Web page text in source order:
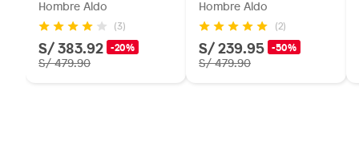
Hombre Aldo
(3)
S/ 383.92 -20%
S/ 479.90
Hombre Aldo
(2)
S/ 239.95 -50%
S/ 479.90